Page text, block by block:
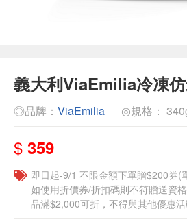
義大利ViaEmilia冷凍
◎品牌： ViaEmilia ◎規格：
$ 359
即日起-9/1 不限金額下單贈$200券(
如使用折價券/折扣碼則不符贈送資
品滿$2,000可折，不得與其他優惠